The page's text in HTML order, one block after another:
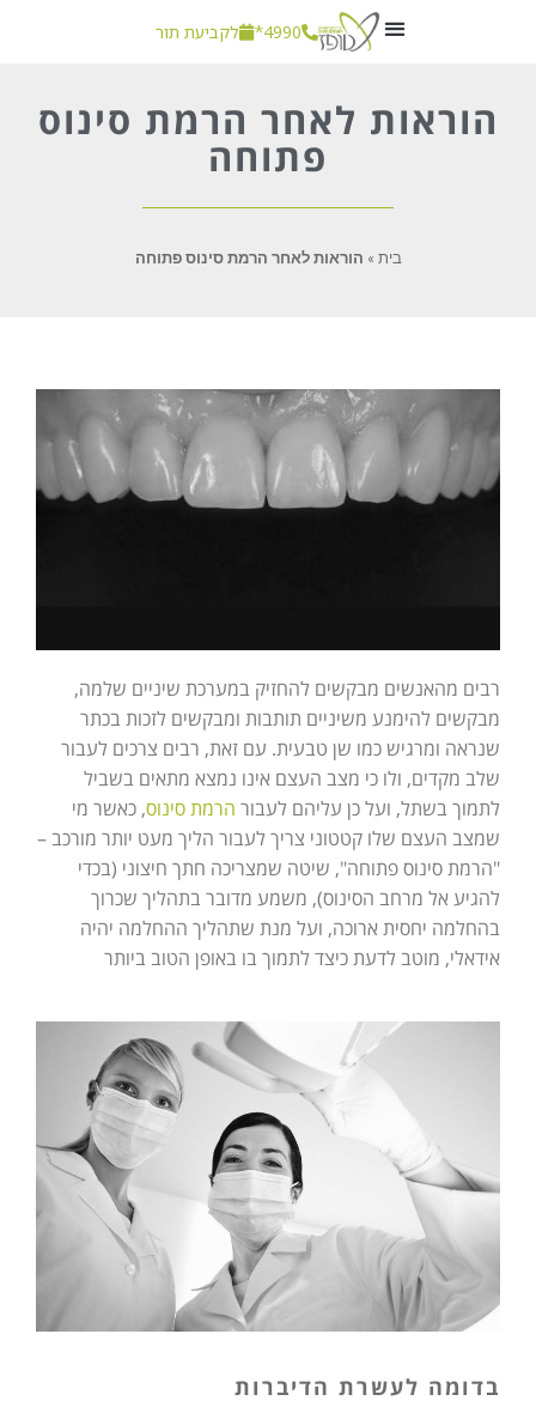
4990* לקביעת תור
הוראות לאחר הרמת סינוס
פתוחה
בית » הוראות לאחר הרמת סינוס פתוחה
רבים מהאנשים מבקשים להחזיק במערכת שיניים שלמה,
מבקשים להימנע משיניים תותבות ומבקשים לזכות בכתר
שנראה ומרגיש כמו שן טבעית. עם זאת, רבים צרכים לעבור
שלב מקדים, ולו כי מצב העצם אינו נמצא מתאים בשביל
לתמוך בשתל, ועל כן עליהם לעבור הרמת סינוס, כאשר מי
שמצב העצם שלו קטטוני צריך לעבור הליך מעט יותר מורכב –
"הרמת סינוס פתוחה", שיטה שמצריכה חתך חיצוני (בכדי
להגיע אל מרחב הסינוס), משמע מדובר בתהליך שכרוך
בהחלמה יחסית ארוכה, ועל מנת שתהליך ההחלמה יהיה
אידאלי, מוטב לדעת כיצד לתמוך בו באופן הטוב ביותר
בדומה לעשרת הדיברות